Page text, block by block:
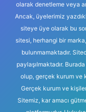
olarak denetleme veya
Ancak, üyelerimiz
siteye üye olarak bu
sitesi, herhangi bir
bulunmamaktadır.
paylaşılmaktadır.
olup, gerçek kurum ve
Gerçek kurum ve
Sitemiz, kar amacı